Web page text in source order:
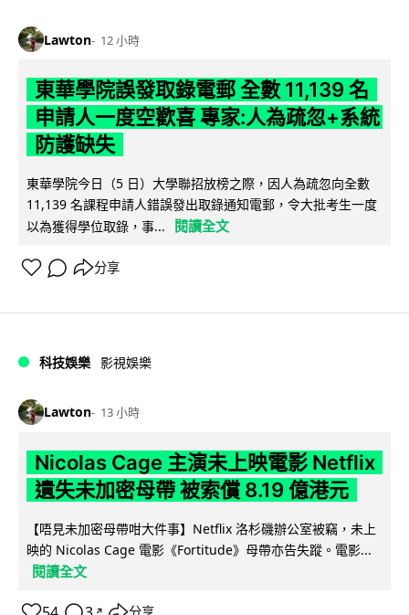
Lawton 12 小時
東華學院誤發取錄電郵 全數 11,139 名
申請人一度空歡喜 專家:人為疏忽+系統
防護缺失
東華學院今日（5 日）大學聯招放榜之際，因人為疏忽向全數
11,139 名課程申請人錯誤發出取錄通知電郵，令大批考生一度
以為獲得學位取錄，事...
閱讀全文
分享
科技娛樂 影視娛樂
Lawton 13 小時
Nicolas Cage 主演未上映電影 Netflix
遺失未加密母帶 被索償 8.19 億港元
【唔見未加密母帶咁大件事】Netflix 洛杉磯辦公室被竊，未上
映的 Nicolas Cage 電影《Fortitude》母帶亦告失蹤。電影...
閱讀全文
↗